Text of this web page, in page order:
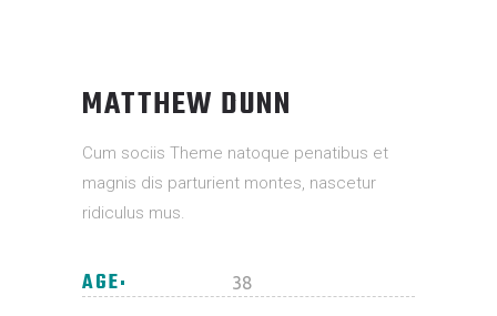
MATTHEW DUNN
Cum sociis Theme natoque penatibus et
magnis dis parturient montes, nascetur
ridiculus mus.
AGE 38